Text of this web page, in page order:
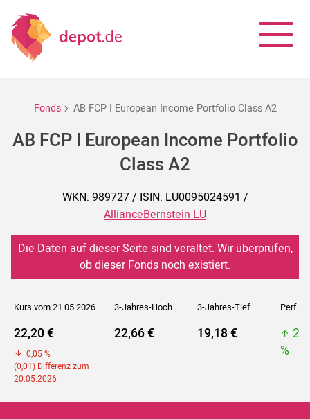
Fonds AB FCP I European Income Portfolio Class A2
AB FCP I European Income Portfolio
Class A2
WKN: 989727 / ISIN: LU0095024591 /
AllianceBernstein LU
Die Daten auf dieser Seite sind veraltet. Wir überprüfen,
ob dieser Fonds noch existiert.
Kurs vom 21.05.2026 3-Jahres-Hoch 3-Jahres-Tief Perf. 5J
22,20 €
0,05 %
(0,01) Differenz zum
20.05.2026
22,66 € 19,18 €
%